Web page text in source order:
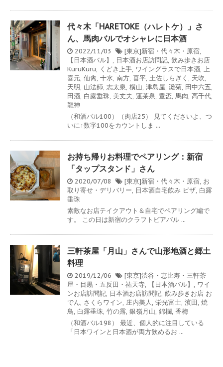
代々木「HARETOKE（ハレトケ）」さ
ん、馬肉バルでオシャレに日本酒
2022/11/03 [東京]新宿・代々木・原宿,
【日本酒バル】 , 日本酒お店訪問記, 飲み歩きお店
KuruKuru, くどき上手, ワイングラスで日本酒, 上
喜元, 仙禽, 十水, 南方, 喜平, 土佐しらぎく , 天吹,
天明, 山法師, 志太泉, 横山, 津島屋, 灘菊, 田中六五,
田酒, 白露垂珠, 美丈夫, 蓬莱泉, 豊盃, 馬肉, 高千代,
龍神
（和酒バル100）（肉店25） 見てくださいよ、つ
いに↑数字100をカウントしま ...
お持ち帰りお料理でペアリング：新宿
「タップスタンド」さん
2020/07/08 [東京]新宿・代々木・原宿, お
取り寄せ・デリバリー, 日本酒自宅飲み ピザ, 白露
垂珠
素敵なお店テイクアウト＆自宅でペアリング編で
す。 この日は新宿のクラフトビアバル ...
三軒茶屋「月山」さんで山形地酒と郷土
料理
2019/12/06
[東京]渋谷・恵比寿・三軒茶
屋・目黒・五反田・祐天寺, 【日本酒バル】 , ワイ
ンお店訪問記, 日本酒お店訪問記, 飲み歩きお店 お
でん, さくらワイン, 庄内美人, 栄光富士, 濱田, 焼
鳥, 白露垂珠, 竹の露, 銀嶺月山, 錦欄, 香梅
（和酒バル198） 最近、個人的に注目している
「日本ワインと日本酒が両方飲めるお ...